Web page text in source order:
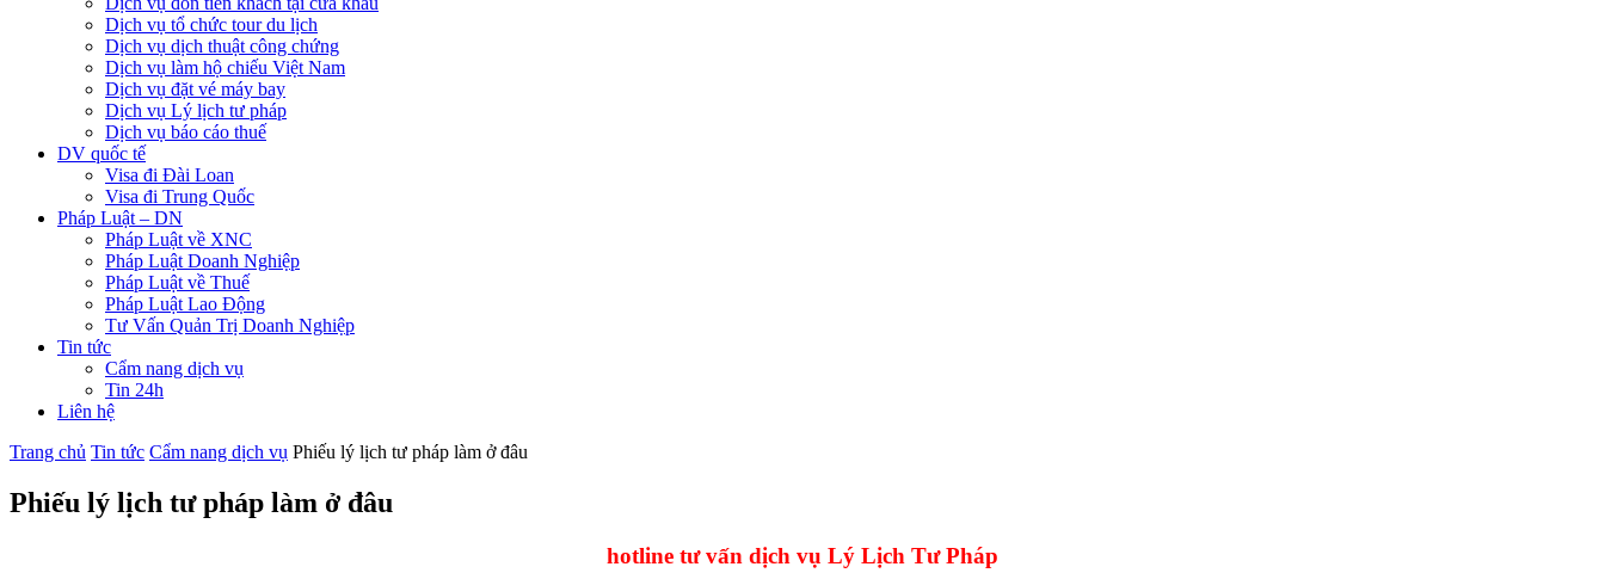
Dịch vụ tổ chức tour du lịch
Dịch vụ dịch thuật công chứng
Dịch vụ làm hộ chiếu Việt Nam
Dịch vụ đặt vé máy bay
Dịch vụ Lý lịch tư pháp
Dịch vụ báo cáo thuế
DV quốc tế
Visa đi Đài Loan
Visa đi Trung Quốc
Pháp Luật – DN
Pháp Luật về XNC
Pháp Luật Doanh Nghiệp
Pháp Luật về Thuế
Pháp Luật Lao Động
Tư Vấn Quản Trị Doanh Nghiệp
Tin tức
Cẩm nang dịch vụ
Tin 24h
Liên hệ
Trang chủ Tin tức Cẩm nang dịch vụ Phiếu lý lịch tư pháp làm ở đâu
Phiếu lý lịch tư pháp làm ở đâu
hotline tư vấn dịch vụ Lý Lịch Tư Pháp